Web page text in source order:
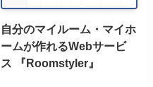
自分のマイルーム・マイホ
ームが作れるWebサービ
ス 『Roomstyler』